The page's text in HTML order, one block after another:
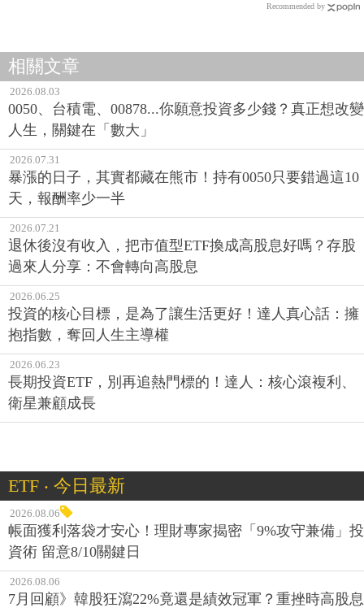
Recommended by
相關文章
2026.08.03
0050、台積電、00878...你願意投資多少錢？真正想改變
人生，關鍵在「數大」
2026.07.31
暴漲的日子，其實都藏在熊市！持有0050只要錯過這10
天，報酬率少一半
2026.07.21
退休後沒有收入，把市值型ETF換成高股息好嗎？存股
過來人分享：不會轉向高股息
2026.06.25
投資的核心目標，是為了讓生活更好！達人真心話：擁
抱指數，奪回人生主導權
2026.06.23
長期投資ETF，別再追熱門標的！達人：核心滾複利、
衛星兼顧成長
ETF ‧ 今日最新
2026.08.06
帳面獲利落袋才安心！理財專家揭密「9%攻守兼備」投
資術 留意8/10關鍵日
2026.08.06
7月回顧》韓股狂瀉22%竟還是績效冠軍？重挫時高股息